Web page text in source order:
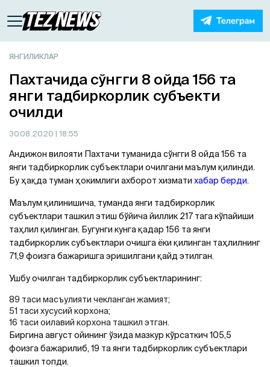
ЯНГИЛИКЛАР
Пахтачида сўнгги 8 ойда 156 та
янги тадбиркорлик субъекти
очилди
30.08.2020 | 18:55
Aндижон вилояти Пахтачи туманида сўнгги 8 ойда 156 та
янги тадбиркорлик субъектлари очилгани маълум қилинди.
Бу ҳақда туман ҳокимлиги ахборот хизмати хабар берди.
Маълум қилинишича, туманда янги тадбиркорлик
субъектлари ташкил этиш бўйича йиллик 217 тага кўпайиши
таҳлил қилинган. Бугунги кунга қадар 156 та янги
тадбиркорлик субъектлари очишга ёки қилинган таҳлилнинг
71,9 фоизга бажаришга эришилгани қайд этилган.
Ушбу очилган тадбиркорлик субъектларининг:
89 таси масъулияти чекланган жамият;
51 таси хусусий корхона;
16 таси оилавий корхона ташкил этган.
Биргина август ойининг ўзида мазкур кўрсаткич 105,5
фоизга бажарилиб, 19 та янги тадбиркорлик субъектлари
ташкил топди.